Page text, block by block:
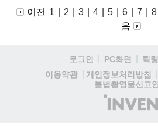
이전 1 2 3 4 5 6 7 8
음
로그인 PC화면 퀵
이용약관
개인정보처리방침
불법촬영물신고
(주)
인